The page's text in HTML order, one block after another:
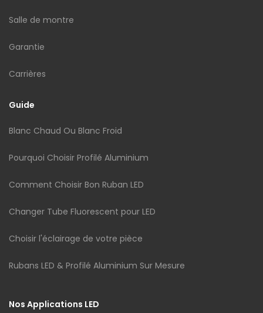
Salle de montre
Garantie
Carrières
Guide
Blanc Chaud Ou Blanc Froid
Pourquoi Choisir Profilé Aluminium
Comment Choisir Bon Ruban LED
Changer Tube Fluorescent pour LED
Choisir l'éclairage de votre pièce
Rubans LED & Profilé Aluminium Sur Mesure
Nos Applications LED